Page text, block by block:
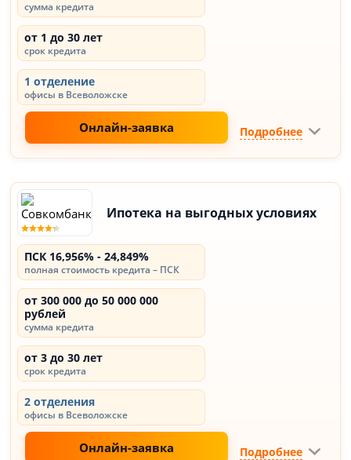
сумма кредита
от 1 до 30 лет
срок кредита
1 отделение
офисы в Всеволожске
Онлайн-заявка Подробнее
Ипотека на выгодных условиях
ПСК 16,956% - 24,849%
полная стоимость кредита – ПСК
от 300 000 до 50 000 000
рублей
сумма кредита
от 3 до 30 лет
срок кредита
2 отделения
офисы в Всеволожске
Онлайн-заявка Подробнее